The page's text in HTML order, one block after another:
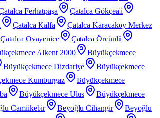
Ferhatpaşa
Çatalca Gökçeali
Çatalca Kalfa
Çatalca Karacaköy Merkez
Çatalca Ovayenice
Çatalca Örcünlü
Alkent 2000
Büyükçekmece
Büyükçekmece Dizdariye
Büyükçekmece
Kumburgaz
Büyükçekmece
Büyükçekmece Ulus
Büyükçekmece
Camiikebir Beyoğlu Cihangir
Beyoğlu